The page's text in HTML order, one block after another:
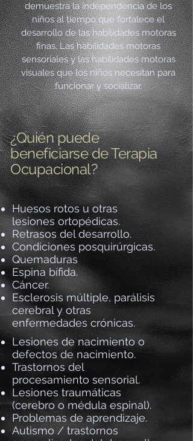
demuestra la independencia de los
niños al tiempo que fortalece el
desarrollo de las habilidades motoras
finas, Las habilidades motoras
sensoriales y las habilidades motoras
visuales que los niños necesitan para
funcionar y socializar.
¿Quién puede
beneficiarse de Terapia
Ocupacional?
Huesos rotos u otras
lesiones ortopédicas.
Retrasos del desarrollo.
Condiciones posquirúrgicas.
Quemaduras
Espina bífida.
Cáncer.
Esclerosis múltiple, parálisis
cerebral y otras
enfermedades crónicas.
Lesiones de nacimiento o
defectos de nacimiento.
Trastornos del
procesamiento sensorial.
Lesiones traumáticas
(cerebro o médula espinal).
Problemas de aprendizaje.
Autismo / trastornos